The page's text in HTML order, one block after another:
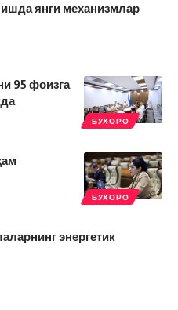
янги механизмлар
БУХОРО
95 фоизга
БУХОРО
энергетик